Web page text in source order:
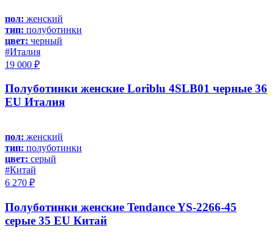
пол: женский
тип: полуботинки
цвет: черный
#Италия
19 000 ₽
Полуботинки женские Loriblu 4SLB01 черные 36
EU Италия
пол: женский
тип: полуботинки
цвет: серый
#Китай
6 270 ₽
Полуботинки женские Tendance YS-2266-45
серые 35 EU Китай